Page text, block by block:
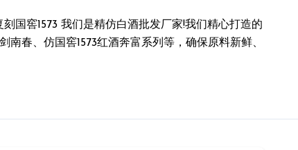
国窖1573 我们是精仿白酒批发厂家!我们精心打造的
春、仿国窖1573红酒奔富系列等，确保原料新鲜、